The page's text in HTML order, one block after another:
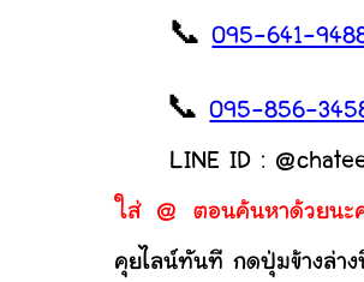
📞095-641-
📞095-856-
LINE ID :
ใส่ @ ตอนค้นหาด้วยนะ
คุยไลน์ทันที กดปุ่มข้างล่าง